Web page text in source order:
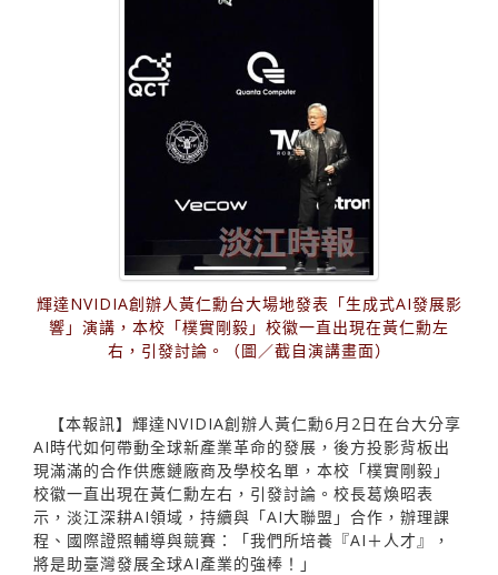
輝達NVIDIA創辦人黃仁勳台大場地發表「生成式AI發展影
響」演講，本校「樸實剛毅」校徽一直出現在黃仁勳左
右，引發討論。（圖／截自演講畫面）
【本報訊】輝達NVIDIA創辦人黃仁勳6月2日在台大分享
AI時代如何帶動全球新產業革命的發展，後方投影背板出
現滿滿的合作供應鏈廠商及學校名單，本校「樸實剛毅」
校徽一直出現在黃仁勳左右，引發討論。校長葛煥昭表
示，淡江深耕AI領域，持續與「AI大聯盟」合作，辦理課
程、國際證照輔導與競賽：「我們所培養『AI＋人才』，
將是助臺灣發展全球AI產業的強棒！」